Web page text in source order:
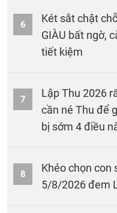
6
Két sắt chật
GIÀU bất ngờ,
tiết kiệm
7
Lập Thu 2026
cần né Thu để
bị sớm 4 điều
8
Khéo chọn con
5/8/2026 đem